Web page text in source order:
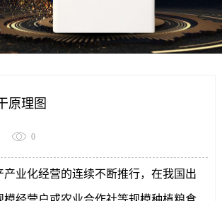
原理图
0
产业化经营的连续不断推行，在我国出